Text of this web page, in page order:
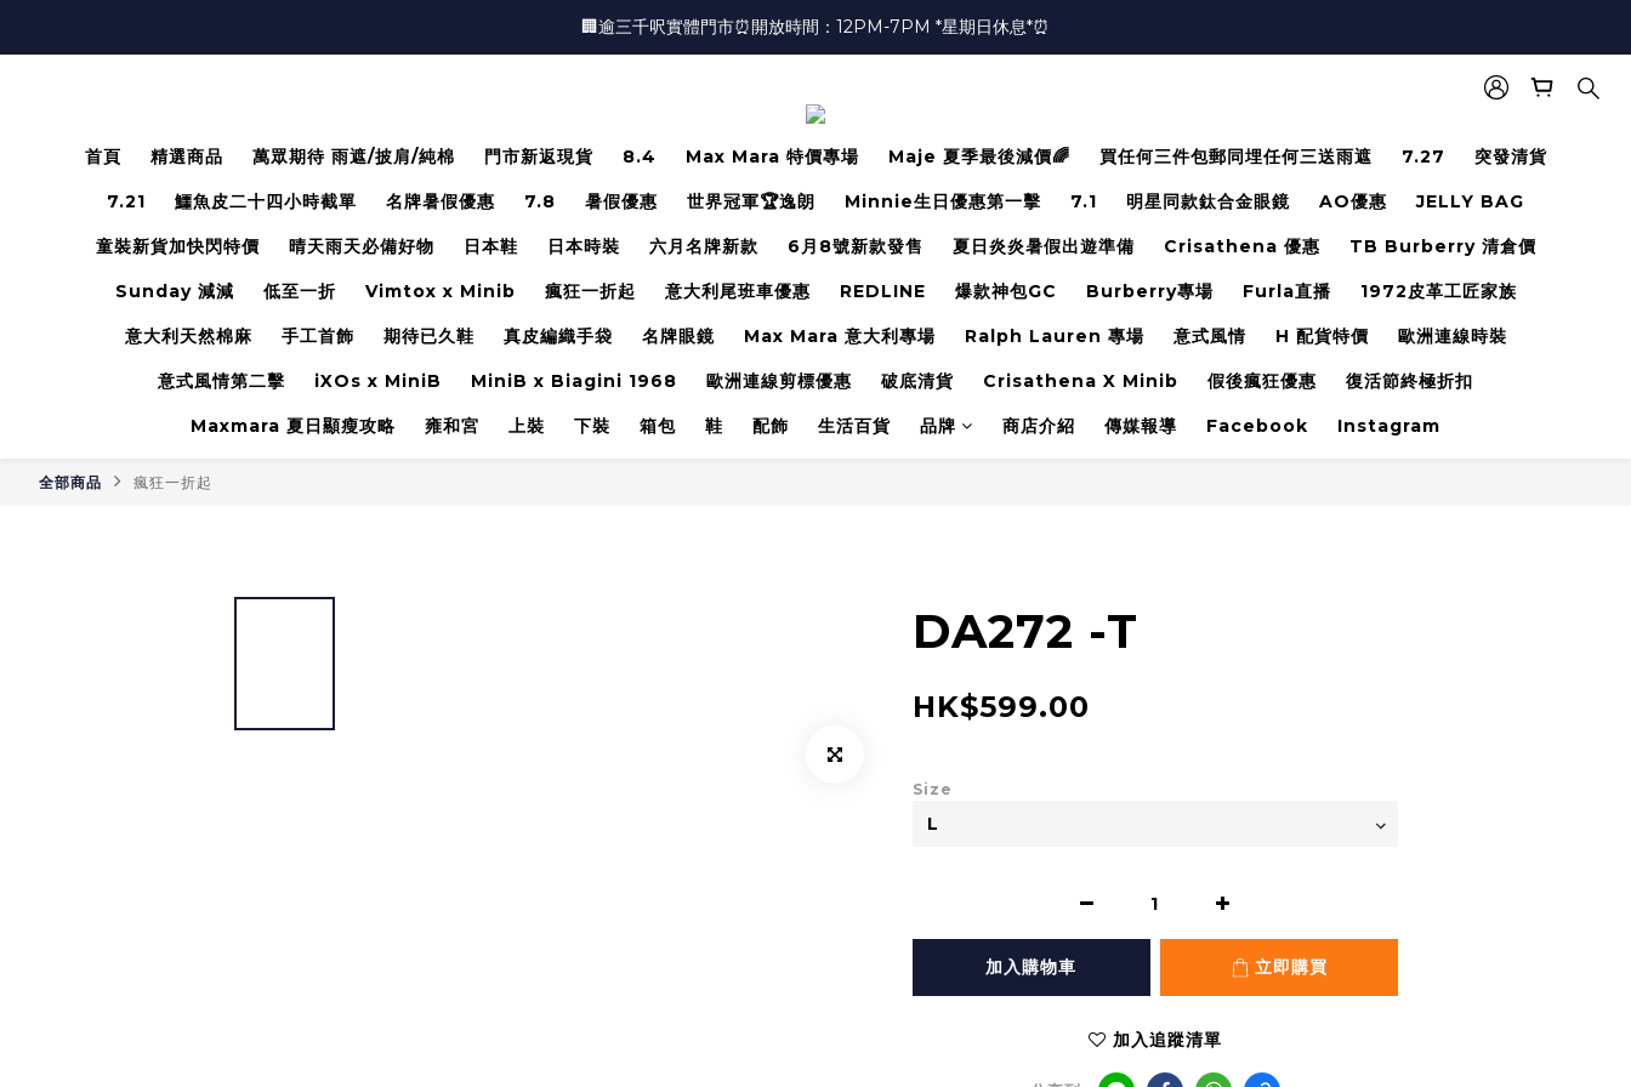
🏢逾三千呎實體門市⏰開放時間：12PM-7PM *星期日休息*⏰
🏢逾三千呎實體門市⏰開放時間：12PM-7PM *星期日休息*⏰
🏢逾三千呎實體門市⏰開放時間：12PM-7PM *星期日休息*⏰
首頁 精選商品 萬眾期待 雨遮/披肩/純棉 門市新返現貨 8.4 Max Mara 特價專場 Maje 夏季最後減價🌈 買任何三件包郵同埋任何三送雨遮 7.27 突發清貨
7.21 鱷魚皮二十四小時截單 名牌暑假優惠 7.8 暑假優惠 世界冠軍🏆逸朗 Minnie生日優惠第一擊 7.1 明星同款鈦合金眼鏡 AO優惠 JELLY BAG
童裝新貨加快閃特價 晴天雨天必備好物 日本鞋 日本時裝 六月名牌新款 6月8號新款發售 夏日炎炎暑假出遊準備 Crisathena 優惠 TB Burberry 清倉價
Sunday 減減 低至一折 Vimtox x Minib 瘋狂一折起 意大利尾班車優惠 REDLINE 爆款神包GC Burberry專場 Furla直播 1972皮革工匠家族
意大利天然棉麻 手工首飾 期待已久鞋 真皮編織手袋 名牌眼鏡 Max Mara 意大利專場 Ralph Lauren 專場 意式風情 H 配貨特價 歐洲連線時裝
意式風情第二擊 iXOs x MiniB MiniB x Biagini 1968 歐洲連線剪標優惠 破底清貨 Crisathena X Minib 假後瘋狂優惠 復活節終極折扣
Maxmara 夏日顯瘦攻略 雍和宮 上裝 下裝 箱包 鞋 配飾 生活百貨 品牌 商店介紹 傳媒報導 Facebook Instagram
全部商品 瘋狂一折起
DA272 -T
HK$599.00
Size
加入購物車 立即購買
加入追蹤清單